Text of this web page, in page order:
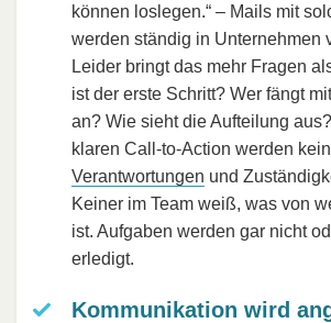
können loslegen.“ – Mails mit
werden ständig in Unternehmen
Leider bringt das mehr Fragen
ist der erste Schritt? Wer fängt
an? Wie sieht die Aufteilung
klaren Call-to-Action werden
Verantwortungen und
Keiner im Team weiß, was von
ist. Aufgaben werden gar nicht
erledigt.
Kommunikation wird